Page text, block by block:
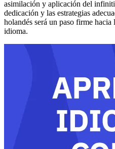
asimilación y aplicación del
dedicación y las estrategias
holandés será un paso firme
idioma.